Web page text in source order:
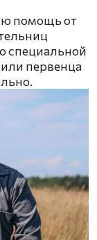
помощь от
специальной
первенца